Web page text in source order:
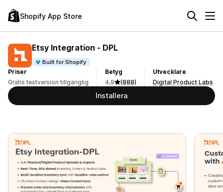
Shopify App Store
Etsy Integration ‑ DPL
Built for Shopify
Priser
Gratis testversion tillgänglig
Betyg
4,9
(888)
Utvecklare
Digital Product Labs
Installera